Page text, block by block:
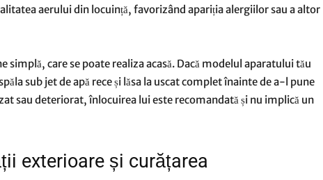
aerului din locuință, favorizând apariția alergiilor sau a altor
simplă, care se poate realiza acasă. Dacă modelul aparatului tău
sub jet de apă rece și lăsa la uscat complet înainte de a-l pune
sau deteriorat, înlocuirea lui este recomandată și nu implică un
exterioare și curățarea